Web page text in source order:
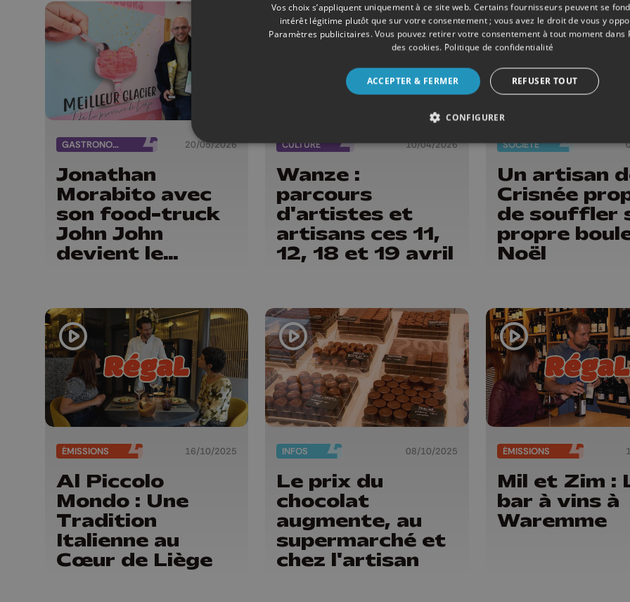
GASTRONOMIE 20/05/2026
Jonathan
Morabito avec
son food-truck
John John
devient le
de Liège
CULTURE 10/04/2026
Wanze :
parcours
d'artistes et
artisans ces 11,
12, 18 et 19 avril
SOCIÉTÉ
Un artisan
Crisnée
de souffler
propre
Noël
ÉMISSIONS 16/10/2025
Al Piccolo
Mondo : Une
Tradition
Italienne au
Cœur de Liège
INFOS 08/10/2025
Le prix du
chocolat
augmente, au
supermarché et
chez l'artisan
ÉMISSIONS
Mil et Zim :
bar à vins à
Waremme
Vos choix s’appliquent uniquement à ce site web. Certains fournisseurs peuvent se
intérêt légitime plutôt que sur votre consentement ; vous avez le droit de vous y
Paramètres publicitaires. Vous pouvez retirer votre consentement à tout moment dans
des cookies. Politique de confidentialité
ACCEPTER & FERMER REFUSER TOUT
CONFIGURER